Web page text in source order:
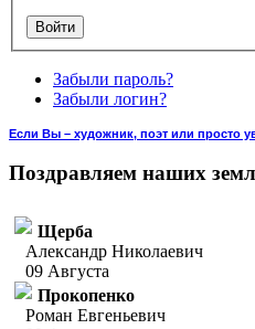
Забыли пароль?
Забыли логин?
Если Вы – художник, поэт или просто
Поздравляем наших
Щерба
Александр Николаевич
09 Августа
Прокопенко
Роман Евгеньевич